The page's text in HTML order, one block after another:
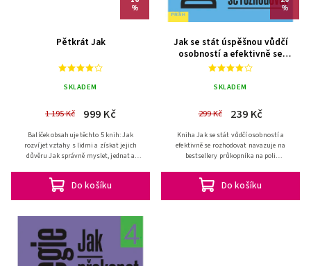
%
Pětkrát Jak
SKLADEM
1 195 Kč 999 Kč
Do košíku
Balíček obsahuje těchto 5 knih: Jak
rozvíjet vztahy s lidmi a získat jejich
důvěru Jak správně myslet, jednat a
život Jak překonat...
%
Jak se stát úspěšnou vůdčí
osobností a efektivně se
rozhodovat
SKLADEM
299 Kč 239 Kč
Do košíku
Kniha Jak se stát vůdčí osobností a
efektivně se rozhodovat navazuje na
bestsellery průkopníka na poli
pracuje s jeho nesmrtelnými...